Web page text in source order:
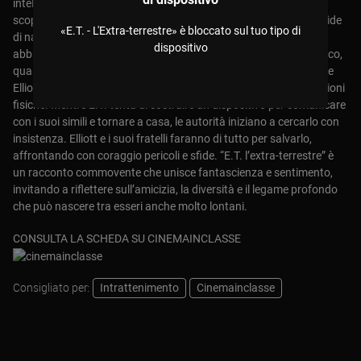
«E.T. - L'Extra-terrestre» è bloccato sul tuo tipo di
dispositivo
intelligente, sensibile e spesso incompreso dagli adulti. Elliott
scopre la creatura e, colpito dalla sua dolcezza e stranezza, decide
di nasconderla e di prendersene cura. Lo battezza E.T.,
abbreviazione di “extra-terrestre”. Tra i due nasce un legame unico,
quasi magico, capace di superare le barriere del linguaggio: E.T. e
Elliott iniziano a condividere pensieri, emozioni e persino sensazioni
fisiche. Mentre E.T. tenta di costruire un dispositivo per comunicare
con i suoi simili e tornare a casa, le autorità iniziano a cercarlo con
insistenza. Elliott e i suoi fratelli faranno di tutto per salvarlo,
affrontando con coraggio pericoli e sfide. “E.T. l’extra-terrestre” è
un racconto commovente che unisce fantascienza e sentimento,
invitando a riflettere sull’amicizia, la diversità e il legame profondo
che può nascere tra esseri anche molto lontani.
CONSULTA LA SCHEDA SU CINEMAINCLASSE
Consigliato per: Intrattenimento Cinemainclasse